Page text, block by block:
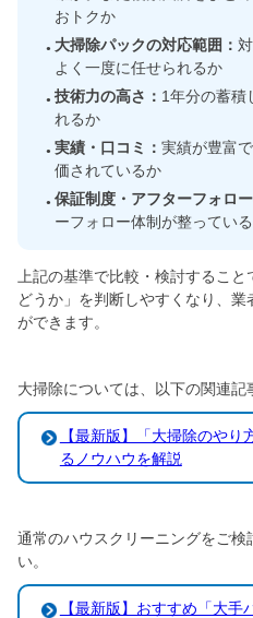
おトクか
大掃除パックの対応範囲：
よく一度に任せられるか
技術力の高さ： 1年分の蓄積
れるか
実績・口コミ： 実績が豊富
価されているか
保証制度・アフターフォロー
ーフォロー体制が整ってい
上記の基準で比較・検討するこ
どうか」を判断しやすくなり、
ができます。
大掃除については、以下の関連記
【最新版】「大掃除のや
るノウハウを解説
通常のハウスクリーニングをご検
い。
【最新版】おすすめ「大